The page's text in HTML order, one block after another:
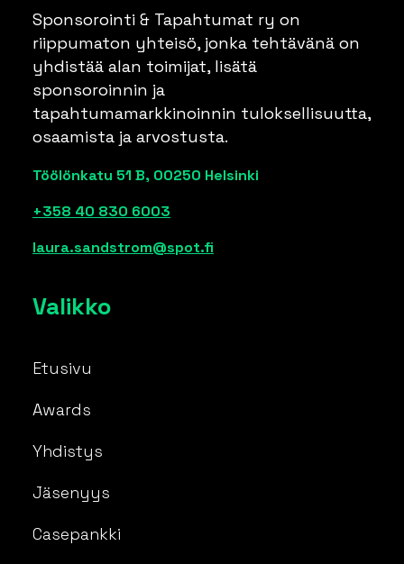
Sponsorointi & Tapahtumat ry on
riippumaton yhteisö, jonka tehtävänä on
yhdistää alan toimijat, lisätä
sponsoroinnin ja
tapahtumamarkkinoinnin tuloksellisuutta,
osaamista ja arvostusta.
Töölönkatu 51 B, 00250 Helsinki
+358 40 830 6003
laura.sandstrom@spot.fi
Valikko
Etusivu
Awards
Yhdistys
Jäsenyys
Casepankki